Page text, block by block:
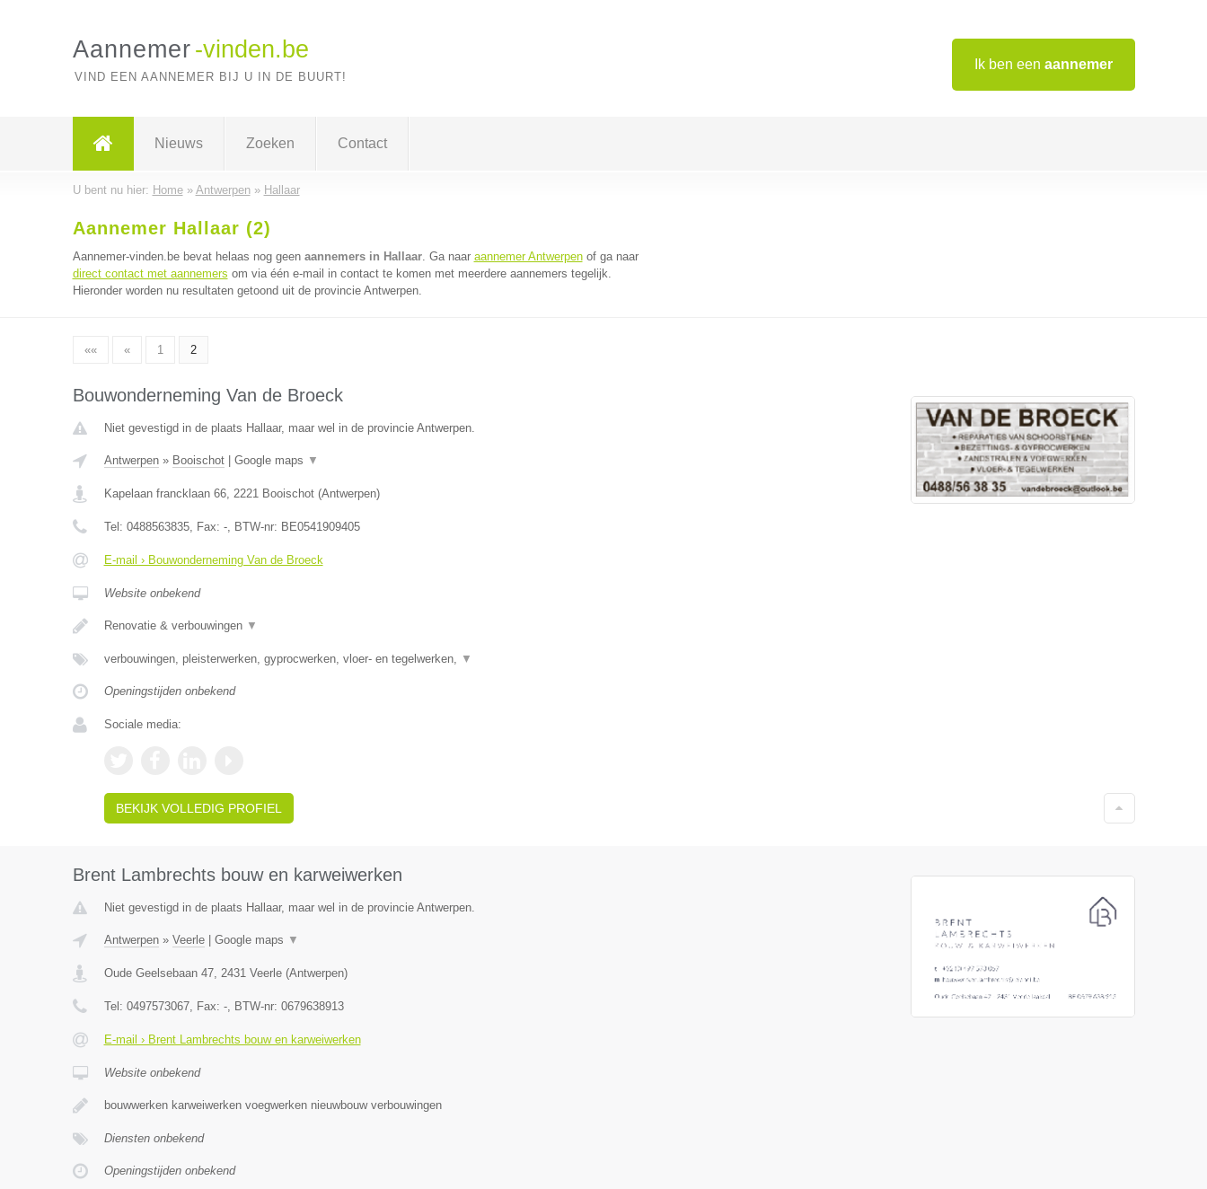
Ik ben een aannemer
Aannemer -vinden.be
VIND EEN AANNEMER BIJ U IN DE BUURT!
Nieuws Zoeken Contact
U bent nu hier: Home» Antwerpen» Hallaar
Aannemer Hallaar (2)
Aannemer-vinden.be bevat helaas nog geen aannemers in Hallaar. Ga naar aannemer Antwerpenof ga naar
direct contact met aannemers om via één e-mail in contact te komen met meerdere aannemers tegelijk.
Hieronder worden nu resultaten getoond uit de provincie Antwerpen.
«« « 1 2
Bouwonderneming Van de Broeck
Niet gevestigd in de plaats Hallaar, maar wel in de provincie Antwerpen.
Antwerpen» Booischot| Google maps ▼
Kapelaan francklaan 66, 2221 Booischot(Antwerpen)
Tel: 0488563835, Fax: -, BTW-nr: BE0541909405
E-mail › Bouwonderneming Van de Broeck
Website onbekend
Renovatie & verbouwingen ▼
verbouwingen, pleisterwerken, gyprocwerken, vloer- en tegelwerken, ▼
Openingstijden onbekend
Sociale media:
BEKIJK VOLLEDIG PROFIEL
Brent Lambrechts bouw en karweiwerken
Niet gevestigd in de plaats Hallaar, maar wel in de provincie Antwerpen.
Antwerpen» Veerle| Google maps ▼
Oude Geelsebaan 47, 2431 Veerle(Antwerpen)
Tel: 0497573067, Fax: -, BTW-nr: 0679638913
E-mail › Brent Lambrechts bouw en karweiwerken
Website onbekend
bouwwerken karweiwerken voegwerken nieuwbouw verbouwingen
Diensten onbekend
Openingstijden onbekend